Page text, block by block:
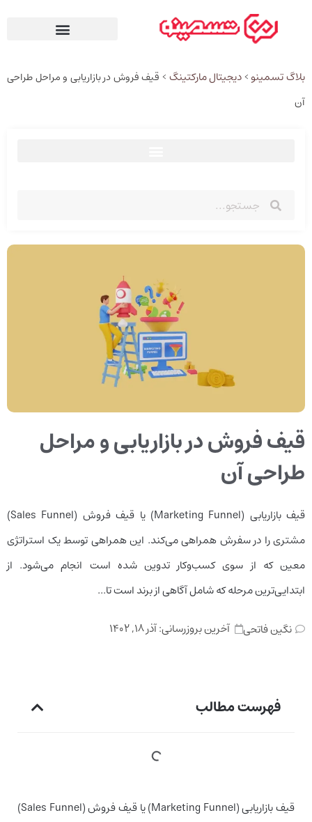
بلاگ تسمینو >دیجیتال مارکتینگ > قیف فروش در بازاریابی و مراحل طراحی
آن
قیف فروش در بازاریابی و مراحل
طراحی آن
قیف بازاریابی (Marketing Funnel) یا قیف فروش (Sales Funnel)
مشتری را در سفرش همراهی می‌کند. این همراهی توسط یک استراتژی
معین که از سوی کسب‌وکار تدوین شده است انجام می‌شود. از
ابتدایی‌ترین مرحله که شامل آگاهی از برند است تا...
نگین فاتحی آخرین بروزرسانی:آذر ۱۸, ۱۴۰۲
فهرست مطالب
قیف بازاریابی (Marketing Funnel) یا قیف فروش (Sales Funnel)